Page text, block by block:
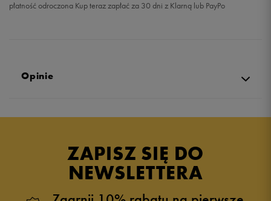
płatność odroczona Kup teraz zapłać za 30 dni z Klarną lub PayPo
Opinie
ZAPISZ SIĘ DO
NEWSLETTERA